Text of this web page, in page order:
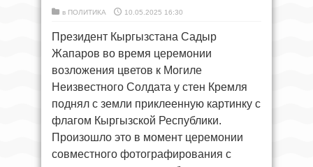
в ПОЛИТИКА 10.05.2025 16:30
Президент Кыргызстана Садыр
Жапаров во время церемонии
возложения цветов к Могиле
Неизвестного Солдата у стен Кремля
поднял с земли приклеенную картинку с
флагом Кыргызской Республики.
Произошло это в момент церемонии
совместного фотографирования с